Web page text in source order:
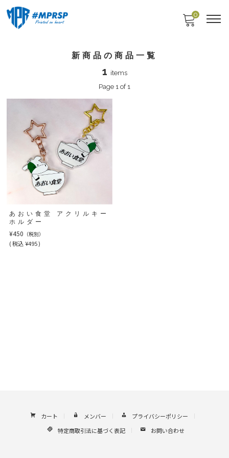
0
新商品の商品一覧
1 items
Page 1 of 1
あおい食堂 アクリルキー
ホルダー
¥450 （税別）
(税込¥495 )
カート メンバー プライバシーポリシー
特定商取引法に基づく表記 お問い合わせ